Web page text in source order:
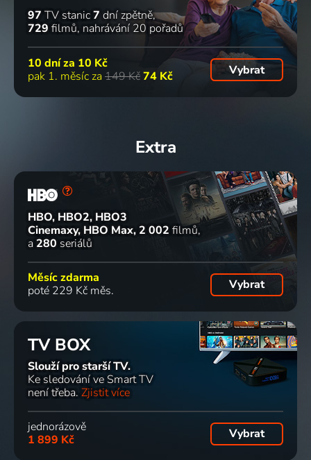
97 TV stanic7 dní zpětně
729 filmů nahrávání 20 pořadů
10 dní za 10 Kč
pak 1. měsíc za 149 Kč74 Kč Vybrat
Extra
HBO, HBO2, HBO3
Cinemaxy, HBO Max 2 002 filmů
a 280 seriálů
Měsíc zdarma
poté 229 Kč měs.
Vybrat
TV BOX
Slouží pro starší TV.
Ke sledování ve Smart TV
není třeba. Zjistit více
jednorázově
1 899 Kč
Vybrat